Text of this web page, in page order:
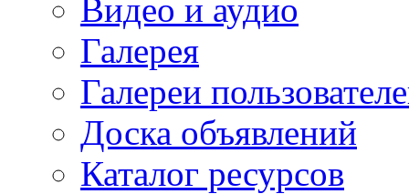
Видео и аудио
Галерея
Галереи
Доска объявлений
Каталог ресурсов